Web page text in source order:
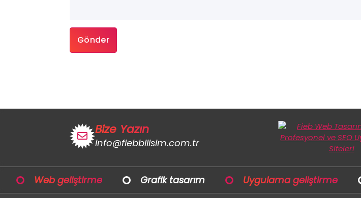
Bize Yazın
info@fiebbilisim.com.tr
Web geliştirme Grafik tasarım Uygulama geliştirme